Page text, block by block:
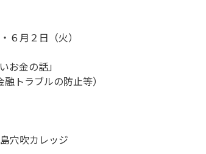
６月２日（火）
お金の話」
トラブルの防止等）
穴吹カレッジ